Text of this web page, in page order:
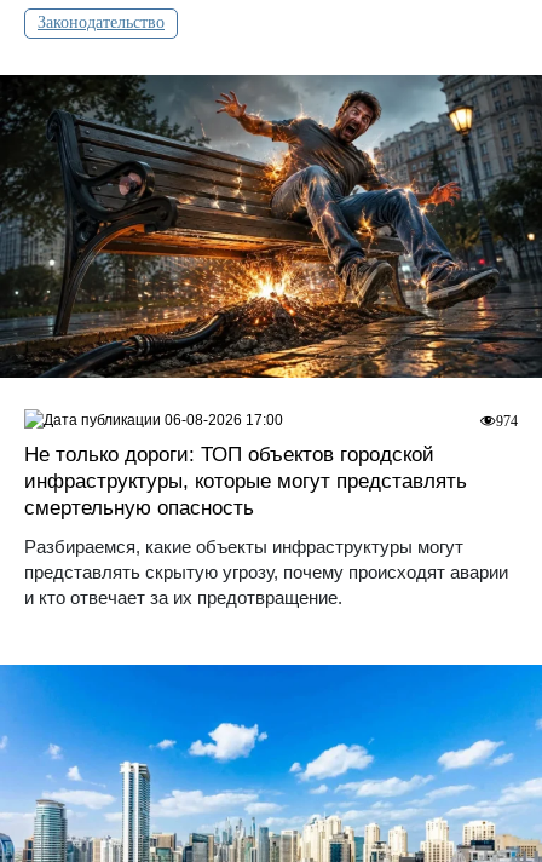
Законодательство
Не только дороги: ТОП объектов городской
инфраструктуры, которые могут представлять
смертельную опасность
Разбираемся, какие объекты инфраструктуры могут
представлять скрытую угрозу, почему происходят аварии
и кто отвечает за их предотвращение.
974
06-08-2026 17:00